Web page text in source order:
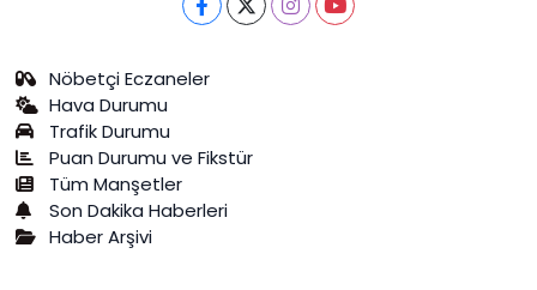
Nöbetçi Eczaneler
Hava Durumu
Trafik Durumu
Puan Durumu ve Fikstür
Tüm Manşetler
Son Dakika Haberleri
Haber Arşivi